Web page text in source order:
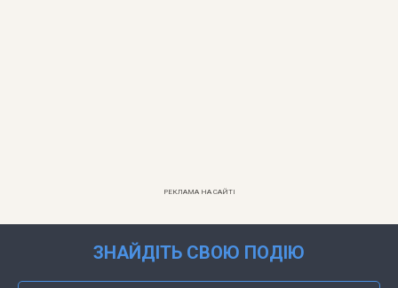
РЕКЛАМА НА САЙТІ
ЗНАЙДІТЬ СВОЮ ПОДІЮ